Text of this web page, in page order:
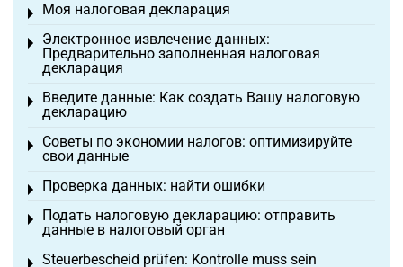
Моя налоговая декларация
Toggle menu
Электронное извлечение данных:
Предварительно заполненная налоговая
декларация
Toggle menu
Введите данные: Как создать Вашу налоговую
декларацию
Toggle menu
Советы по экономии налогов: оптимизируйте
свои данные
Toggle menu
Проверка данных: найти ошибки
Toggle menu
Подать налоговую декларацию: отправить
данные в налоговый орган
Toggle menu
Steuerbescheid prüfen: Kontrolle muss sein